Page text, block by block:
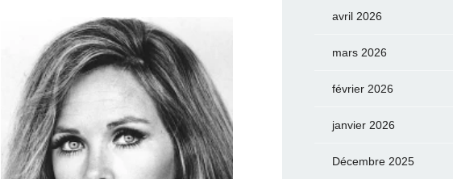
avril 2026
mars 2026
février 2026
janvier 2026
Décembre 2025